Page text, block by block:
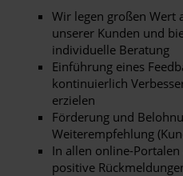
Wir legen großen Wert
unserer Kunden und
individuelle Beratung
Einführung eines
kontinuierlich
erzielen
Förderung und
Weiterempfehlung
In allen online-
positive